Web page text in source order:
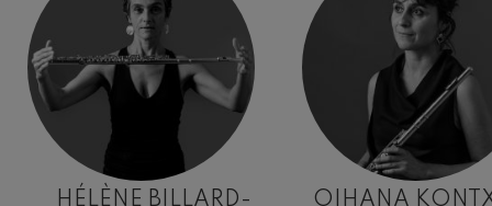
HÉLÈNE BILLARD-
OIHANA